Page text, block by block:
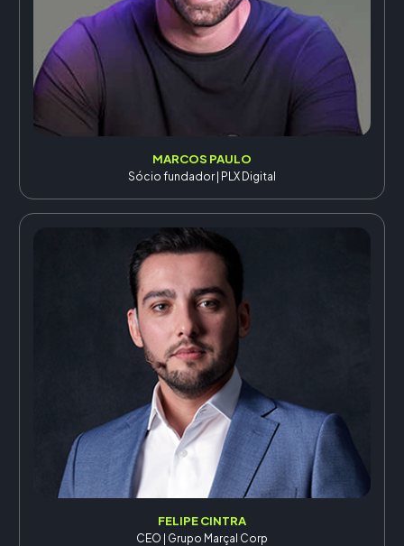
MARCOS PAULO
Sócio fundador | PLX Digital
FELIPE CINTRA
CEO | Grupo Marçal Corp